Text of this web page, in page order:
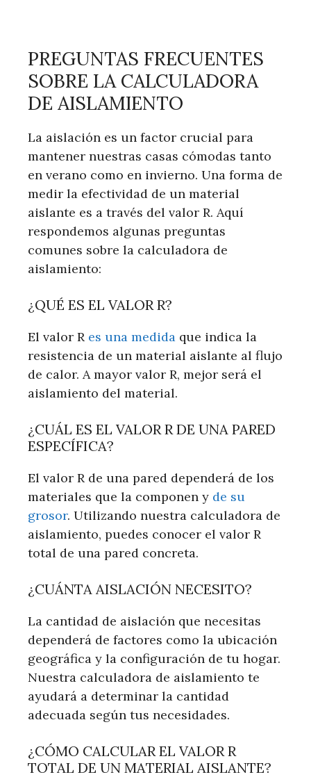
PREGUNTAS FRECUENTES
SOBRE LA CALCULADORA
DE AISLAMIENTO
La aislación es un factor crucial para
mantener nuestras casas cómodas tanto
en verano como en invierno. Una forma de
medir la efectividad de un material
aislante es a través del valor R. Aquí
respondemos algunas preguntas
comunes sobre la calculadora de
aislamiento:
¿QUÉ ES EL VALOR R?
El valor R es una medida que indica la
resistencia de un material aislante al flujo
de calor. A mayor valor R, mejor será el
aislamiento del material.
¿CUÁL ES EL VALOR R DE UNA PARED
ESPECÍFICA?
El valor R de una pared dependerá de los
materiales que la componen y de su
grosor. Utilizando nuestra calculadora de
aislamiento, puedes conocer el valor R
total de una pared concreta.
¿CUÁNTA AISLACIÓN NECESITO?
La cantidad de aislación que necesitas
dependerá de factores como la ubicación
geográfica y la configuración de tu hogar.
Nuestra calculadora de aislamiento te
ayudará a determinar la cantidad
adecuada según tus necesidades.
¿CÓMO CALCULAR EL VALOR R
TOTAL DE UN MATERIAL AISLANTE?